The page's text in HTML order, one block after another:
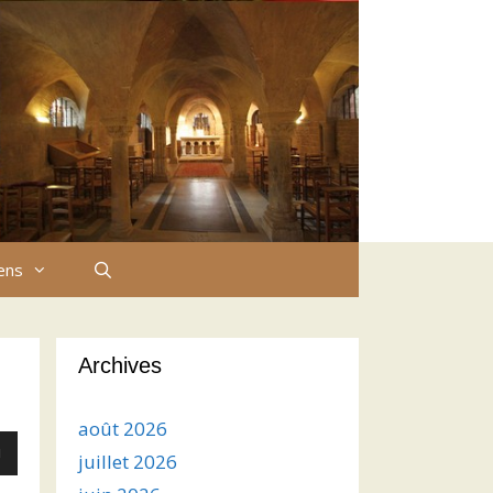
Archives
août 2026
juillet 2026